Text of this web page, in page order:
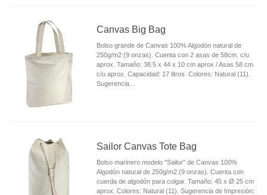
Canvas Big Bag
Bolso grande de Canvas 100% Algodón natural de
250g/m2 (9 onzas). Cuenta con 2 asas de 58cm. c/u
aprox. Tamaño: 38.5 x 44 x 10 cm aprox / Asas 58 cm
c/u aprox. Capacidad: 17 litros. Colores: Natural (11).
Sugerencia...
Sailor Canvas Tote Bag
Bolso marinero modelo "Sailor" de Canvas 100%
Algodón natural de 250g/m2 (9 onzas). Cuenta con
cuerda de algodón para colgar. Tamaño: 45 x Ø 25 cm
aprox. Colores: Natural (11). Sugerencia de Impresión: